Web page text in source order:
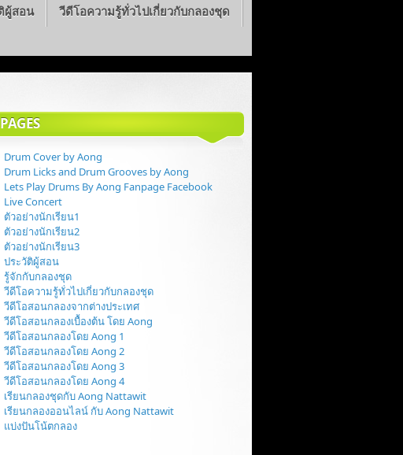
ผู้สอน
วีดีโอความรู้ทั่วไปเกี่ยวกับกลองชุด
PAGES
Drum Cover by Aong
Drum Licks and Drum Grooves by Aong
Lets Play Drums By Aong Fanpage Facebook
Live Concert
ตัวอย่างนักเรียน1
ตัวอย่างนักเรียน2
ตัวอย่างนักเรียน3
ประวัติผู้สอน
รู้จักกับกลองชุด
วีดีโอความรู้ทั่วไปเกี่ยวกับกลองชุด
วีดีโอสอนกลองจากต่างประเทศ
วีดีโอสอนกลองเบื้องต้น โดย Aong
วีดีโอสอนกลองโดย Aong 1
วีดีโอสอนกลองโดย Aong 2
วีดีโอสอนกลองโดย Aong 3
วีดีโอสอนกลองโดย Aong 4
เรียนกลองชุดกับ Aong Nattawit
เรียนกลองออนไลน์ กับ Aong Nattawit
แบ่งปันโน้ตกลอง